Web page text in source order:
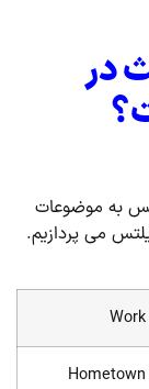
در
به موضوعات
می پردازیم.
Work
Hometown